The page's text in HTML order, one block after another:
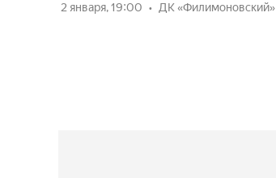
2 января, 19:00 ДК «Филимоновский»